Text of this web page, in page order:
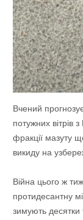
Вчений
потужних
фракції мазуту
викиду на
Війна цього ж
протидесантну
зимують десятки